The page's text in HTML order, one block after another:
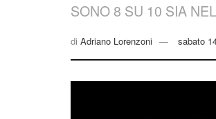
SONO 8 SU 10 SIA
di Adriano Lorenzoni sabato